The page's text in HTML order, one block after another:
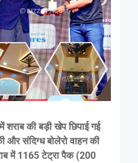
की बड़ी खेप छिपाई गई
और संदिग्ध बोलेरो वाहन की
में 1165 टेट्रा पैक (200